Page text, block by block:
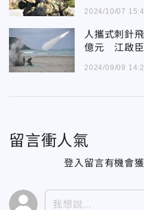
2024/10/07
人攜式刺針
億元 江啟臣
2024/09/09
留言衝人氣
登入留言有機會